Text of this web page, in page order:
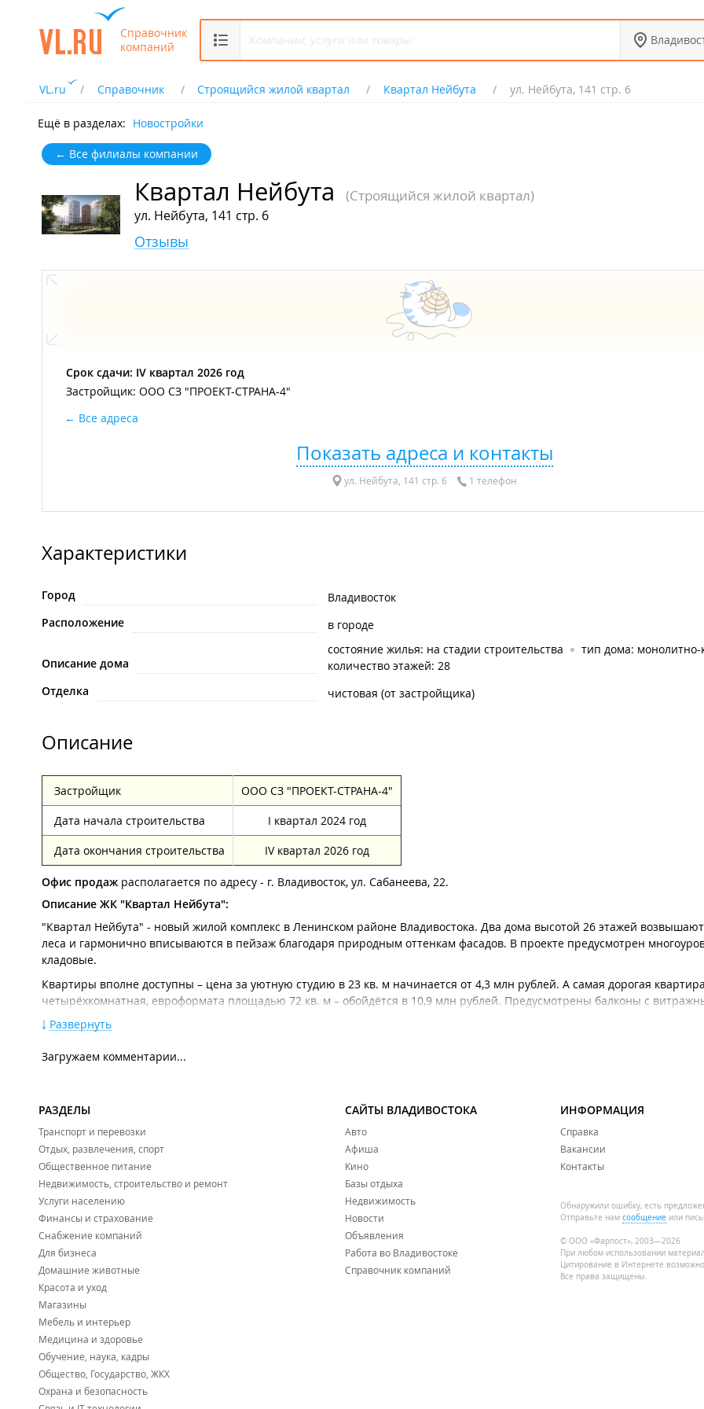
Справочник
компаний
VL.ru Справочник Строящийся жилой квартал Квартал Нейбута ул. Нейбута, 141 стр. 6
Ещё в разделах: Новостройки
← Все филиалы компании
Квартал Нейбута (Строящийся жилой квартал)
ул. Нейбута, 141 стр. 6
Отзывы
Срок сдачи: IV квартал 2026 год
Застройщик: ООО СЗ "ПРОЕКТ-СТРАНА-4"
Все адреса
Показать адреса и контакты
ул. Нейбута, 141 стр. 6 1 телефон
Характеристики
Город
Владивосток
Расположение
в городе
Описание дома
состояние жилья: на стадии строительства
тип дома: монолитно-
количество этажей: 28
Отделка
чистовая (от застройщика)
Описание
Застройщик
ООО СЗ "ПРОЕКТ-СТРАНА-4"
Дата начала строительства
I квартал 2024 год
Дата окончания строительства
IV квартал 2026 год
Офис продаж располагается по адресу - г. Владивосток, ул. Сабанеева, 22.
Описание ЖК "Квартал Нейбута":
"Квартал Нейбута" - новый жилой комплекс в Ленинском районе Владивостока. Два дома высотой 26 этажей
леса и гармонично вписываются в пейзаж благодаря природным оттенкам фасадов. В проекте предусмотрен
кладовые.
Квартиры вполне доступны – цена за уютную студию в 23 кв. м начинается от 4,3 млн рублей. А самая дорогая
четырёхкомнатная, евроформата площадью 72 кв. м – обойдётся в 10,9 млн рублей. Предусмотрены балконы с
так что максимальная инсоляция и классные селфи обеспечены. Все 550 квартир сдадут с готовой отделкой в
разного возраста.
Рядом - развитая инфраструктура: школы, детские сады, поликлиника. Откроются кафе, магазины и бытовые сервисы.
Новости:
2026 год
В масштабном жилом проекте на Нейбута завершают отделочные работы​.
Гигантская «бетонная река» появилась в лесу на Нейбута рядом со стройкой нового ЖК​.
Масштабный жилой проект на Нейбута строится с опережением графика​.
Развернуть
Загружаем комментарии...
РАЗДЕЛЫ
Транспорт и перевозки
Отдых, развлечения, спорт
Общественное питание
Недвижимость, строительство и ремонт
Услуги населению
Финансы и страхование
Снабжение компаний
Для бизнеса
Домашние животные
Красота и уход
Магазины
Мебель и интерьер
Медицина и здоровье
Обучение, наука, кадры
Общество, Государство, ЖКХ
Охрана и безопасность
САЙТЫ ВЛАДИВОСТОКА
Авто
Афиша
Кино
Базы отдыха
Недвижимость
Новости
Объявления
Работа во Владивостоке
Справочник компаний
ИНФОРМАЦИЯ
Справка
Вакансии
Контакты
Обнаружили ошибку, есть
Отправьте нам сообщение или
© ООО «Фарпост», 2003—2026
При любом использовании
Цитирование в Интернете
Все права защищены.